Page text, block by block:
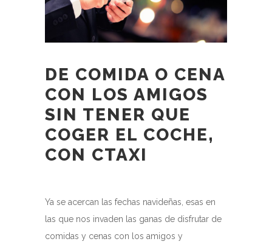
DE COMIDA O CENA
CON LOS AMIGOS
SIN TENER QUE
COGER EL COCHE,
CON CTAXI
Ya se acercan las fechas navideñas, esas en
las que nos invaden las ganas de disfrutar de
comidas y cenas con los amigos y